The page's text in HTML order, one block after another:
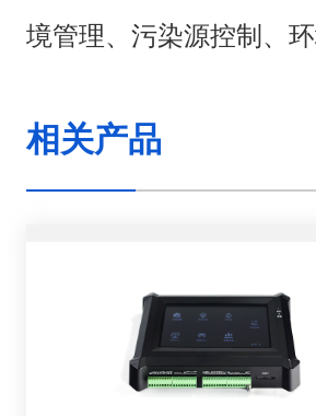
境管理、污染源控制、
相关产品